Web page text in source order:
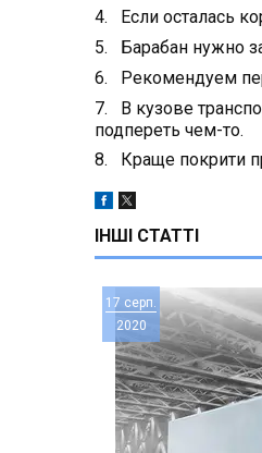
4.
Если осталась
5.
Барабан нужно
6.
Рекомендуем
7.
В кузове
подпереть чем-то.
8.
Краще покрити
ІНШІ СТАТТІ
17 серп.
2020